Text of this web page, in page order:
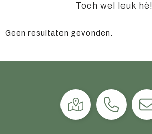
Toch wel leuk hè!
Geen resultaten gevonden.